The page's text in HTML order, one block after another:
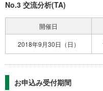
No.3 交流分析(TA)
開催日
2018年9月30日（日）
お申込み受付期間